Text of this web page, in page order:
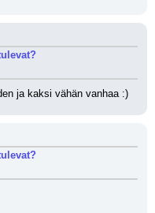
ja kaksi vähän vanhaa :)